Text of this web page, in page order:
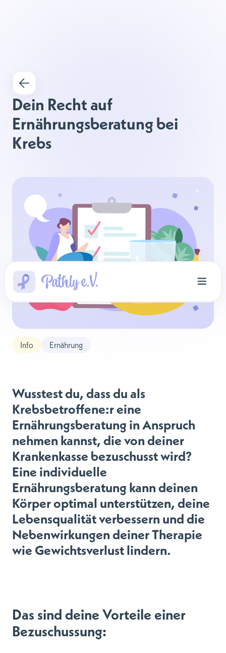
Dein Recht auf
Ernährungsberatung bei
Krebs
Info Ernährung
Wusstest du, dass du als
Krebsbetroffene:r eine
Ernährungsberatung in Anspruch
nehmen kannst, die von deiner
Krankenkasse bezuschusst wird?
Eine individuelle
Ernährungsberatung kann deinen
Körper optimal unterstützen, deine
Lebensqualität verbessern und die
Nebenwirkungen deiner Therapie
wie Gewichtsverlust lindern.
Das sind deine Vorteile einer
Bezuschussung: